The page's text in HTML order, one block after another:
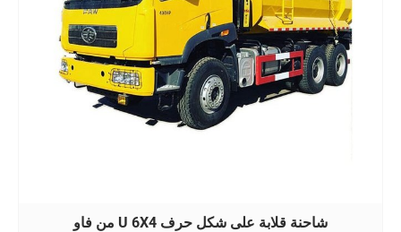
شاحنة قلابة على شكل حرف U 6X4 من فاو